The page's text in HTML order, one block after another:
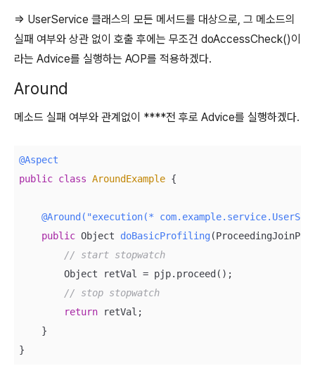
⇒ UserService 클래스의 모든 메서드를 대상으로, 그 메소드의
실패 여부와 상관 없이 호출 후에는 무조건 doAccessCheck()이
라는 Advice를 실행하는 AOP를 적용하겠다.
Around
메소드 실패 여부와 관계없이 ****전 후로 Advice를 실행하겠다.
@Aspect
public class AroundExample {
@Around("execution(*
public Object doBasicProfiling
// start stopwatch
        Object retVal = pjp.proceed();
// stop stopwatch
return retVal;
    }